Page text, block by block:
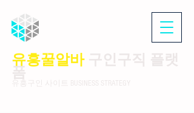
유흥꿀알바구인구직 플랫